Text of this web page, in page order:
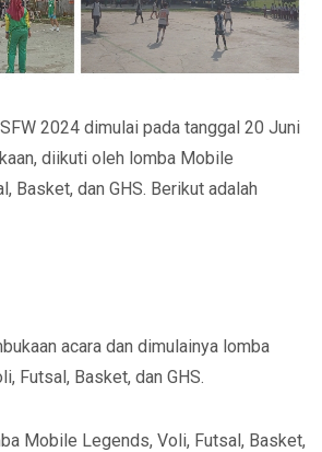
2024 dimulai pada tanggal 20 Juni
diikuti oleh lomba Mobile
Basket, dan GHS. Berikut adalah
acara dan dimulainya lomba
Futsal, Basket, dan GHS.
Mobile Legends, Voli, Futsal, Basket,